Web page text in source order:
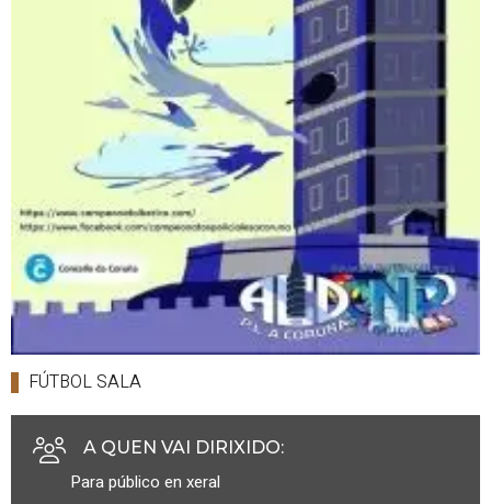
FÚTBOL SALA
A QUEN VAI DIRIXIDO:
Para público en xeral